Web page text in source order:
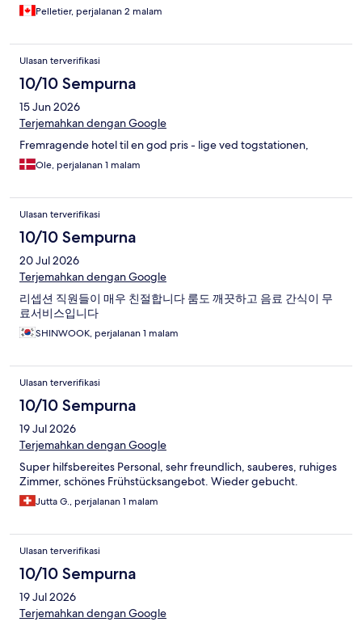
Pelletier, perjalanan 2 malam
Ulasan terverifikasi
10/10 Sempurna
15 Jun 2026
Terjemahkan dengan Google
Fremragende hotel til en god pris - lige ved togstationen,
Ole, perjalanan 1 malam
Ulasan terverifikasi
10/10 Sempurna
20 Jul 2026
Terjemahkan dengan Google
리셉션 직원들이 매우 친절합니다 룸도 깨끗하고 음료 간식이 무
료서비스입니다
SHINWOOK, perjalanan 1 malam
Ulasan terverifikasi
10/10 Sempurna
19 Jul 2026
Terjemahkan dengan Google
Super hilfsbereites Personal, sehr freundlich, sauberes, ruhiges
Zimmer, schönes Frühstücksangebot. Wieder gebucht.
Jutta G., perjalanan 1 malam
Ulasan terverifikasi
10/10 Sempurna
19 Jul 2026
Terjemahkan dengan Google